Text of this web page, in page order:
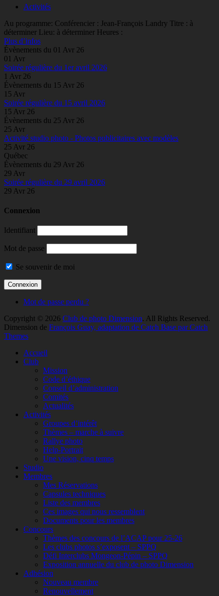
Activités
Au programme: Conférencier : Jean-François Landry Titre : à
déterminer Lieu: à déterminer Heures :
Plus d’infos
Évènements du 01 Avr 26
01 Avr
Soirée régulière du 1er avril 2026
1 Avr 26
Évènements du 15 Avr 26
15 Avr
Soirée régulière du 15 avril 2026
15 Avr 26
Évènements du 25 Avr 26
25 Avr
Activité studio photo - Photos publicitaires avec modèles
25 Avr 26
Québec
Évènements du 29 Avr 26
29 Avr
Soirée régulière du 29 avril 2026
29 Avr 26
Connexion
Identifiant
Mot de passe
Se souvenir de moi
Mot de passe perdu ?
Copyright © 2026 Club de photo Dimension. All Rights Reserved.
Dimension de François Guay, adaptation de Catch Base par Catch
Themes
Accueil
Club
Mission
Code d’éthique
Conseil d’administration
Comités
Actualités
Activités
Groupes d’intérêt
Thèmes – marche à suivre
Rallye photo
Help-Portrait
Une vision, cinq temps
Studio
Membres
Mes Réservations
Capsules techniques
Liste des membres
Ces images qui nous ressemblent
Documents pour les membres
Concours
Thèmes des concours de l’ACAP pour 25-26
Les clubs photos s’exposent – SPPQ
Défi Interclubs Mongeon-Pépin – SPPQ
Exposition annuelle du club de photo Dimension
Adhésion
Nouveau membre
Renouvellement